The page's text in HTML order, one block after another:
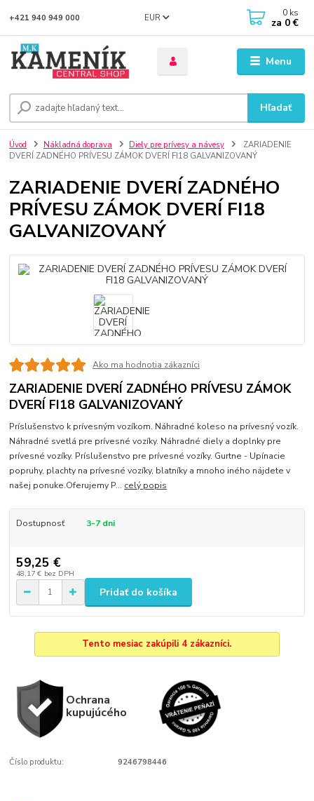
Menu
EUR
Hľadať
+421 940 949 000 0 ks
za 0 €
Úvod Nákladná doprava Diely pre prívesy a návesy
ZARIADENIE
DVERÍ ZADNÉHO PRÍVESU ZÁMOK DVERÍ FI18 GALVANIZOVANÝ
ZARIADENIE DVERÍ ZADNÉHO
PRÍVESU ZÁMOK DVERÍ FI18
GALVANIZOVANÝ
Ako ma hodnotia zákazníci
ZARIADENIE DVERÍ ZADNÉHO PRÍVESU ZÁMOK
DVERÍ FI18 GALVANIZOVANÝ
Príslušenstvo k prívesným vozíkom. Náhradné koleso na prívesný vozík.
Náhradné svetlá pre prívesné vozíky. Náhradné diely a doplnky pre
prívesné vozíky. Príslušenstvo pre prívesné vozíky. Gurtne - Upínacie
popruhy, plachty na prívesné vozíky, blatníky a mnoho iného nájdete v
našej ponuke.Oferujemy P... celý popis
Dostupnosť 3-7 dni
59,25 €
48,17 € bez DPH
Pridať do košíka
Tento mesiac zakúpili 4 zákazníci.
Ochrana
kupujúcého
Číslo produktu: 9246798446